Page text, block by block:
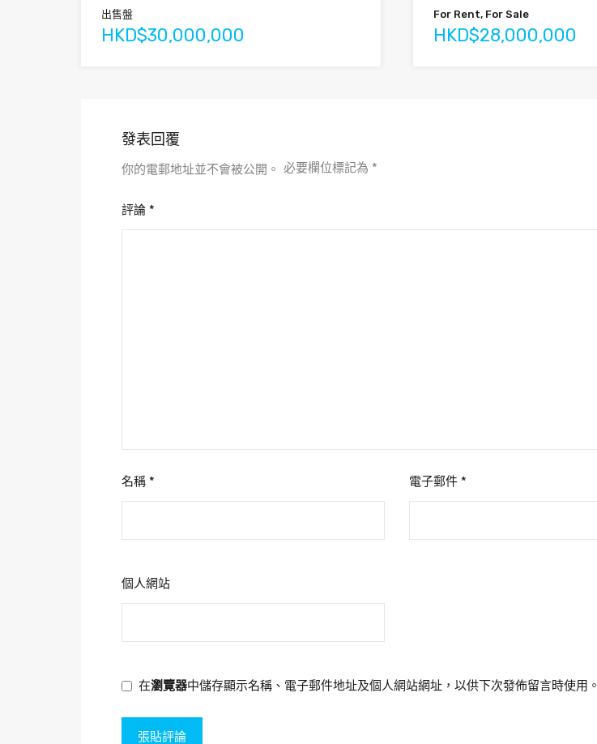
出售盤
HKD$30,000,000
For Rent, For Sale
HKD$28,000,000
發表回覆
你的電郵地址並不會被公開。 必要欄位標記為 *
評論 *
名稱 * 電子郵件 *
個人網站
在瀏覽器中儲存顯示名稱、電子郵件地址及個人網站網址，以供下次發佈留言時使用。